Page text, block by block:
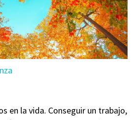
en la vida. Conseguir un trabajo,